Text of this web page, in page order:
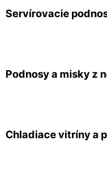
Servírovacie
Podnosy a misky z
Chladiace vitríny a